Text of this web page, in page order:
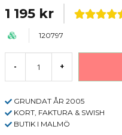
1 195 kr
120797
- +
GRUNDAT ÅR 2005
KORT, FAKTURA & SWISH
BUTIK I MALMÖ